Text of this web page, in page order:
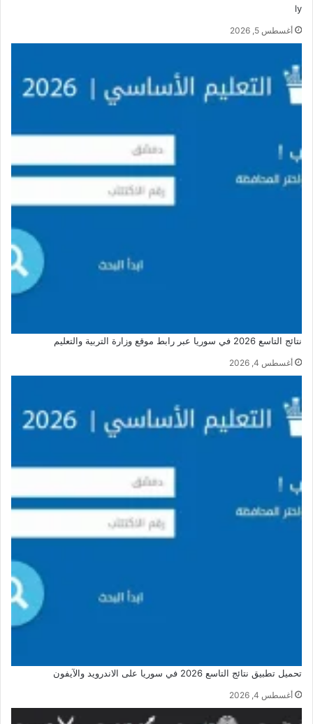
ly
أغسطس 5, 2026
نتائج التاسع 2026 في سوريا عبر رابط موقع وزارة التربية والتعليم
أغسطس 4, 2026
تحميل تطبيق نتائج التاسع 2026 في سوريا على الاندرويد والآيفون
أغسطس 4, 2026